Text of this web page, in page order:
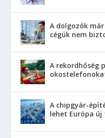
A dolgozók
cégük nem
A rekordhőség
A chipgyár-
lehet Európa